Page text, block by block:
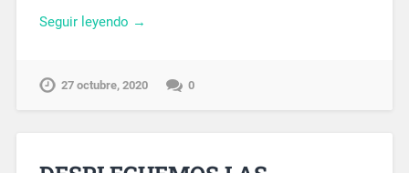
Seguir leyendo →
27 octubre, 2020 0